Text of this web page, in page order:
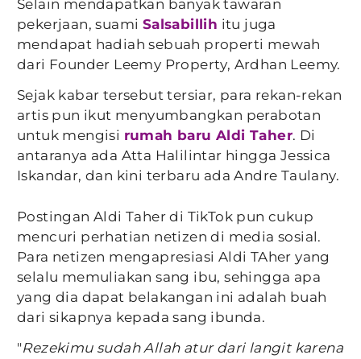
Selain mendapatkan banyak tawaran
pekerjaan, suami Salsabillih itu juga
mendapat hadiah sebuah properti mewah
dari Founder Leemy Property, Ardhan Leemy.
Sejak kabar tersebut tersiar, para rekan-rekan
artis pun ikut menyumbangkan perabotan
untuk mengisi rumah baru Aldi Taher. Di
antaranya ada Atta Halilintar hingga Jessica
Iskandar, dan kini terbaru ada Andre Taulany.
Postingan Aldi Taher di TikTok pun cukup
mencuri perhatian netizen di media sosial.
Para netizen mengapresiasi Aldi TAher yang
selalu memuliakan sang ibu, sehingga apa
yang dia dapat belakangan ini adalah buah
dari sikapnya kepada sang ibunda.
"Rezekimu sudah Allah atur dari langit karena